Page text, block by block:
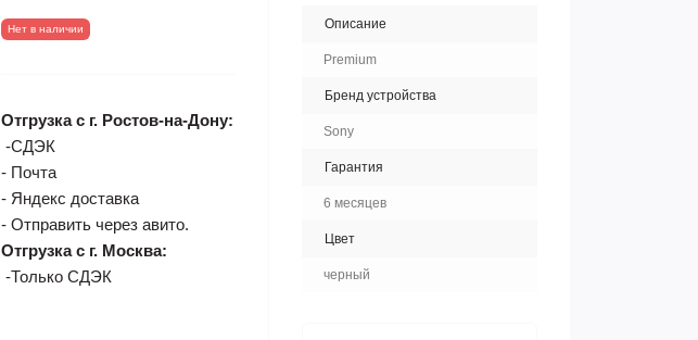
Нет в наличии
Отгрузка с г. Ростов-на-Дону:
-СДЭК
- Почта
- Яндекс доставка
- Отправить через авито.
Отгрузка с г. Москва:
-Только СДЭК
Описание
Premium
Бренд устройства
Sony
Гарантия
6 месяцев
Цвет
черный